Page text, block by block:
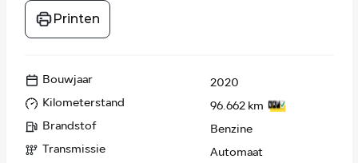
Printen
Bouwjaar
2020
Kilometerstand
96.662 km
Brandstof
Benzine
Transmissie
Automaat